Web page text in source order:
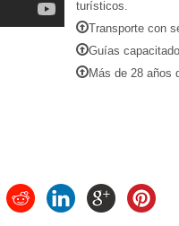
turísticos.
Transporte con
Guías
Más de 28 años